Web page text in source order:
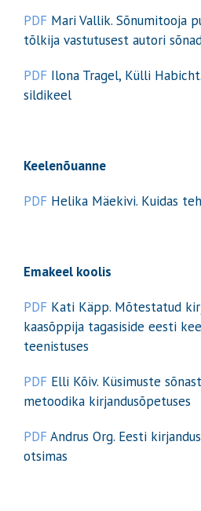
PDF Mari Vallik. Sõnumitooja
tõlkija vastutusest autori
PDF Ilona Tragel, Külli
sildikeel
Keelenõuanne
PDF Helika Mäekivi. Kuidas
Emakeel koolis
PDF Kati Käpp. Mõtestatud
kaasõppija tagasiside eesti
teenistuses
PDF Elli Kõiv. Küsimuste
metoodika kirjandusõpetuses
PDFAndrus Org. Eesti
otsimas